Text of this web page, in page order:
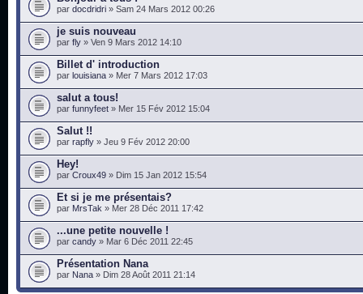
par docdridri » Sam 24 Mars 2012 00:26
je suis nouveau
par fly » Ven 9 Mars 2012 14:10
Billet d' introduction
par louisiana » Mer 7 Mars 2012 17:03
salut a tous!
par funnyfeet » Mer 15 Fév 2012 15:04
Salut !!
par rapfly » Jeu 9 Fév 2012 20:00
Hey!
par Croux49 » Dim 15 Jan 2012 15:54
Et si je me présentais?
par MrsTak » Mer 28 Déc 2011 17:42
...une petite nouvelle !
par candy » Mar 6 Déc 2011 22:45
Présentation Nana
par Nana » Dim 28 Août 2011 21:14